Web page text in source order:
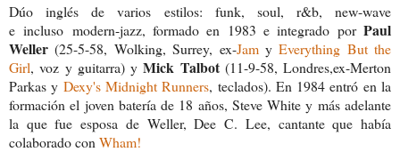
Dúo inglés de varios estilos: funk, soul, r&b, new-wave
e incluso modern-jazz, formado en 1983 e integrado por Paul
Weller (25-5-58, Wolking, Surrey, ex-JamyEverything But the
Girl, voz y guitarra) yMick Talbot(11-9-58, Londres,ex-Merton
Parkas y Dexy's Midnight Runners, teclados). En 1984 entró en la
formación el joven batería de 18 años, Steve White y más adelante
la que fue esposa de Weller, Dee C. Lee, cantante que había
colaborado con Wham!